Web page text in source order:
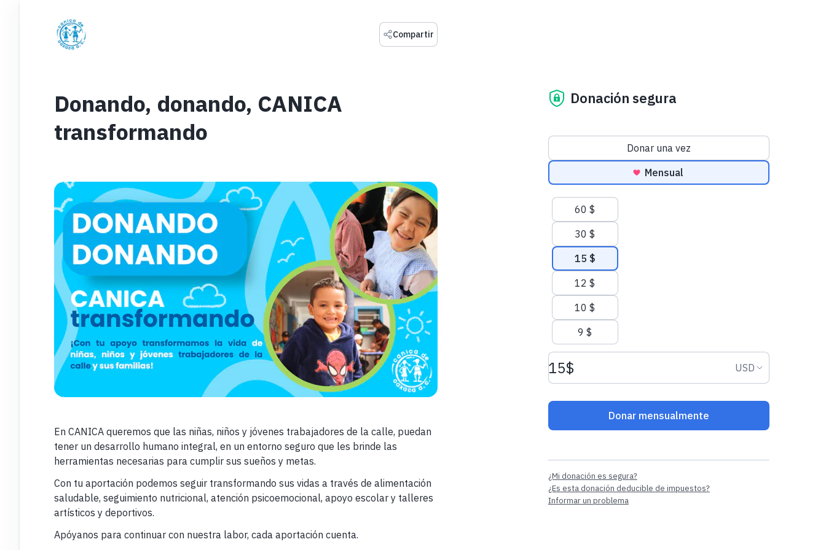
Compartir
Donando, donando, CANICA
transformando
En CANICA queremos que las niñas, niños y jóvenes trabajadores de la calle, puedan
tener un desarrollo humano integral, en un entorno seguro que les brinde las
herramientas necesarias para cumplir sus sueños y metas.
Con tu aportación podemos seguir transformando sus vidas a través de alimentación
saludable, seguimiento nutricional, atención psicoemocional, apoyo escolar y talleres
artísticos y deportivos.
Apóyanos para continuar con nuestra labor, cada aportación cuenta.
Donación segura
Frecuencia de las donaciones
Donar una vez
Mensual
Cantidades sugeridas
60 $
30 $
15 $
12 $
10 $
9 $
Monto de la donación USD Moneda de la
USD
Donar mensualmente
¿Mi donación es segura?
¿Es esta donación deducible de impuestos?
Informar un problema